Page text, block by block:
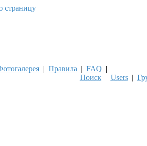
| Правила | FAQ |
Поиск| Users|